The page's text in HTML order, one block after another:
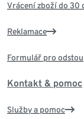
Vrácení zboží do 30
Reklamace
Formulář pro
Kontakt & pomoc
Služby a pomoc